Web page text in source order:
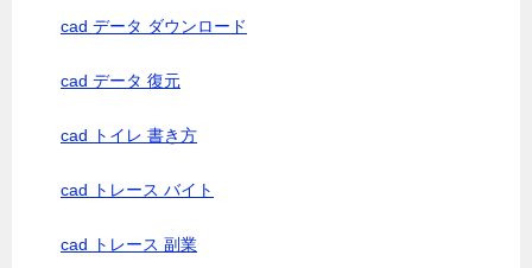
cad データ ダウンロード
cad データ 復元
cad トイレ 書き方
cad トレース バイト
cad トレース 副業